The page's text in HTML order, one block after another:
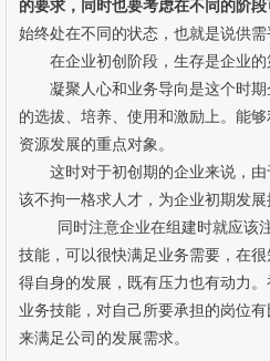
的要求，同时也要考虑在不同的阶
始终处在不同的状态，也就是说供
在企业初创阶段，生存是企业
凝聚人心和业务导向是这个时
的选拔、培养、使用和激励上。能
资源发展的重点对象。
这时对于初创期的企业来说，
该不拘一格求人才，为企业初期发
同时注意企业在组建时就应该
技能，可以很快满足业务需要，在
得自身的发展，既有压力也有动力
业务技能，对自己所要承担的岗位
来满足公司的发展需求。